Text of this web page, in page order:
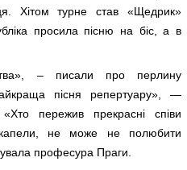
Хітом турне став «Щедрик»
просила пісню на біс, а в
– писали про перлину
пісня репертуару», —
пережив прекрасні співи
капели, не може не полюбити
професура Праги.